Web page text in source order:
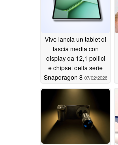
Vivo lancia un tablet di
fascia media con
display da 12,1 pollici
e chipset della serie
Snapdragon 8 07/02/2026